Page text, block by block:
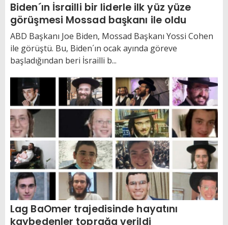
Biden´ın İsrailli bir liderle ilk yüz yüze
görüşmesi Mossad başkanı ile oldu
ABD Başkanı Joe Biden, Mossad Başkanı Yossi Cohen
ile görüştü. Bu, Biden´ın ocak ayında göreve
başladığından beri İsrailli b...
Lag BaOmer trajedisinde hayatını
kaybedenler toprağa verildi